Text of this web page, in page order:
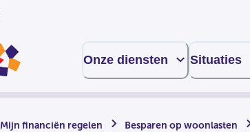
Onze diensten Situaties
Mijn financiën regelen Besparen op woonlasten